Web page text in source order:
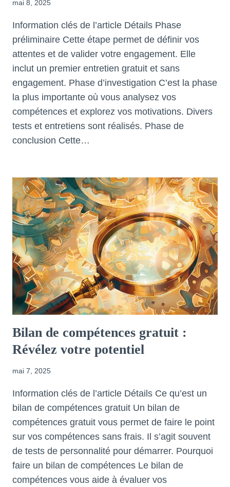
mai 8, 2025
Information clés de l’article Détails Phase
préliminaire Cette étape permet de définir vos
attentes et de valider votre engagement. Elle
inclut un premier entretien gratuit et sans
engagement. Phase d’investigation C’est la phase
la plus importante où vous analysez vos
compétences et explorez vos motivations. Divers
tests et entretiens sont réalisés. Phase de
conclusion Cette…
Bilan de compétences gratuit :
Révélez votre potentiel
mai 7, 2025
Information clés de l’article Détails Ce qu’est un
bilan de compétences gratuit Un bilan de
compétences gratuit vous permet de faire le point
sur vos compétences sans frais. Il s’agit souvent
de tests de personnalité pour démarrer. Pourquoi
faire un bilan de compétences Le bilan de
compétences vous aide à évaluer vos